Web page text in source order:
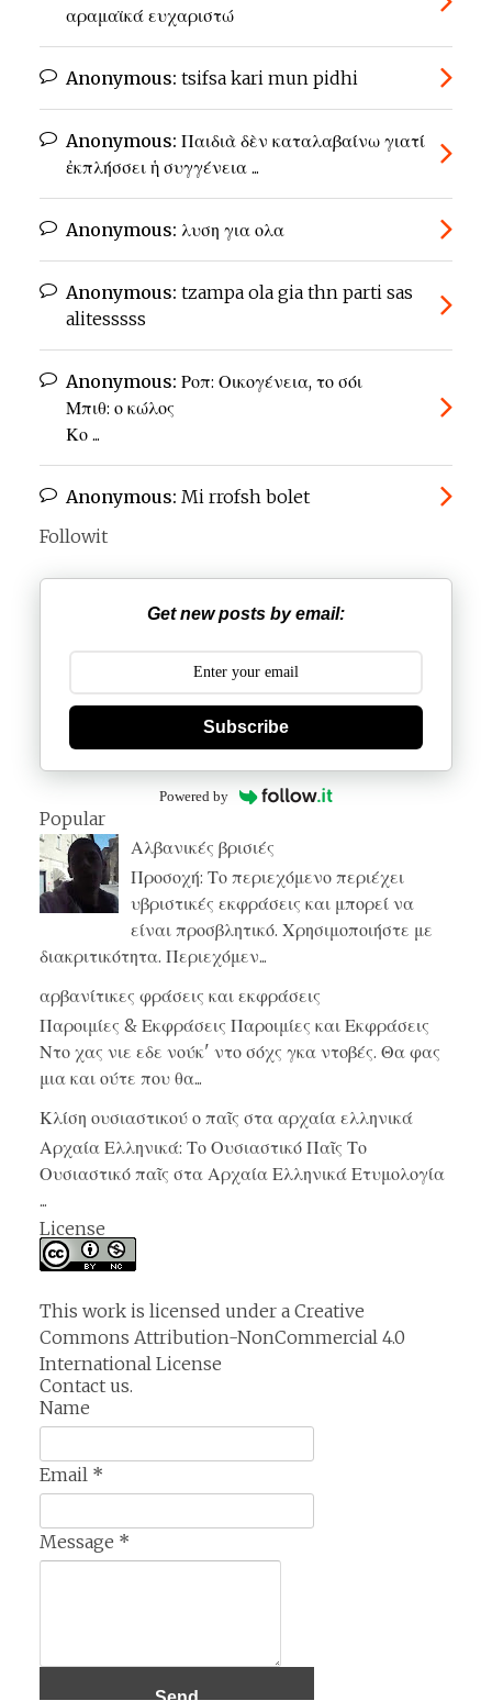
αραμαϊκά ευχαριστώ
Anonymous: tsifsa kari mun pidhi
Anonymous: Παιδιὰ δὲν καταλαβαίνω γιατί
ἐκπλήσσει ἡ συγγένεια ...
Anonymous: λυση για ολα
Anonymous: tzampa ola gia thn parti sas
alitesssss
Anonymous: Ροπ: Οικογένεια, το σόι
Μπιθ: ο κώλος
Κο ...
Anonymous: Mi rrofsh bolet
Followit
Get new posts by email:
Subscribe
Powered by
Popular
Αλβανικές βρισιές
Προσοχή: Το περιεχόμενο περιέχει
υβριστικές εκφράσεις και μπορεί να
είναι προσβλητικό. Χρησιμοποιήστε με
διακριτικότητα. Περιεχόμεν...
αρβανίτικες φράσεις και εκφράσεις
Παροιμίες & Εκφράσεις Παροιμίες και Εκφράσεις
Ντο χας νιε εδε νούκ' ντο σόχς γκα ντοβές. Θα φας
μια και ούτε που θα...
Κλίση ουσιαστικού ο παῖς στα αρχαία ελληνικά
Αρχαία Ελληνικά: Το Ουσιαστικό Παῖς Το
Ουσιαστικό παῖς στα Αρχαία Ελληνικά Ετυμολογία
...
License
This work is licensed under a Creative
Commons Attribution-NonCommercial 4.0
International License
Contact us.
Name
Email *
Message *